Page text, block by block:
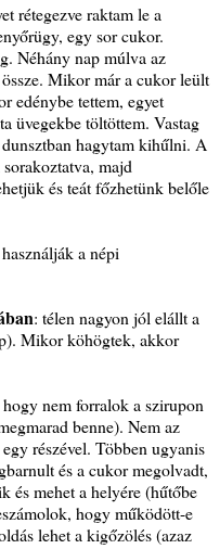
rétegezve raktam le a
egy sor cukor.
Néhány nap múlva az
Mikor már a cukor leült
edénybe tettem, egyet
üvegekbe töltöttem. Vastag
hagytam kihűlni. A
majd
és teát főzhetünk belőle
a népi
: télen nagyon jól elállt a
Mikor köhögtek, akkor
nem forralok a szirupon
benne). Nem az
részével. Többen ugyanis
és a cukor megolvadt,
és mehet a helyére (hűtőbe
hogy működött-e
lehet a kigőzölés (azaz